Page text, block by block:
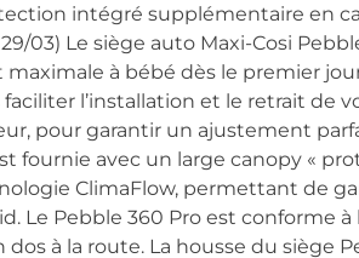
intégré supplémentaire en
03) Le siège auto Maxi-Cosi
à bébé dès le premier
l’installation et le retrait de
pour garantir un ajustement
fournie avec un large canopy «
ClimaFlow, permettant de
Le Pebble 360 Pro est conforme
à la route. La housse du siège